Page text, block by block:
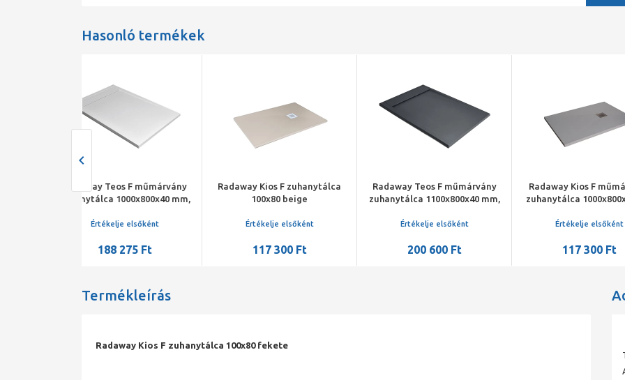
Hasonló termékek
Radaway Kios F zuhanytálca
100x80 beige
Értékelje elsőként
117 300 Ft
Radaway Teos F műmárvány
zuhanytálca 1100x800x40 mm,
Értékelje elsőként
200 600 Ft
Radaway Kios F műmárvány
zuhanytálca 1000x800x26mm
Értékelje elsőként
117 300 Ft
Radaway Kios
zuhanytálca
Értékelje
117
Termékleírás
Radaway Kios F zuhanytálca 100x80 fekete